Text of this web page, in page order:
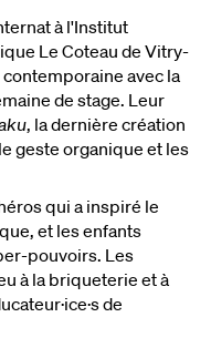
à l'Institut
Le Coteau de Vitry-
avec la
de stage. Leur
, la dernière création
geste organique et les
qui a inspiré le
et les enfants
pouvoirs. Les
à la briqueterie et à
de